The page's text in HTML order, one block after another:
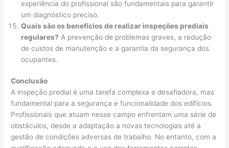
experiência do profissional são fundamentais para garantir
um diagnóstico preciso.
Quais são os benefícios de realizar inspeções prediais
regulares? A prevenção de problemas graves, a redução
de custos de manutenção e a garantia da segurança dos
ocupantes.
Conclusão
A inspeção predial é uma tarefa complexa e desafiadora, mas
fundamental para a segurança e funcionalidade dos edifícios.
Profissionais que atuam nesse campo enfrentam uma série de
obstáculos, desde a adaptação a novas tecnologias até a
gestão de condições adversas de trabalho. No entanto, com a